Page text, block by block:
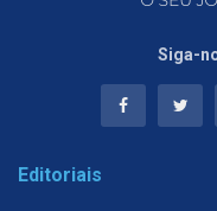
Siga-
Editoriais